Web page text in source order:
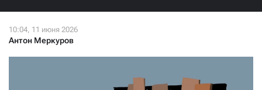
Антон Меркуров
СТАТЬ СОУЧАСТНИКОМ